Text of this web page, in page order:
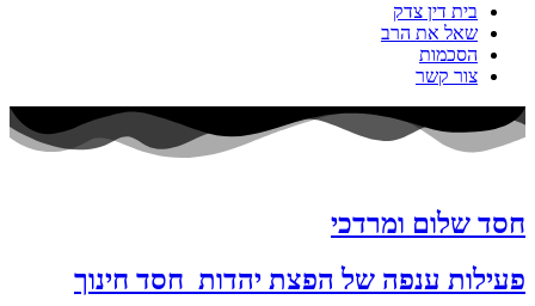
בית דין צדק
שאל את הרב
הסכמות
צור קשר
חסד שלום ומרדכי
פעילות ענפה של הפצת יהדות חסד חינוך